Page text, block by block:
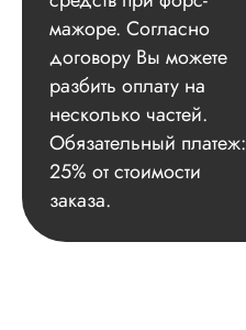
мажоре. Согласно
договору Вы можете
разбить оплату на
несколько частей.
Обязательный платеж:
25% от стоимости
заказа.